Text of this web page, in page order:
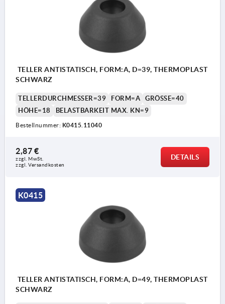
Form A ohne Anschraubbohrung ohne Anti-Slip-
Form B ohne Anschraubbohrung mit Anti-Slip-
TELLER ANTISTATISCH, FORM:A, D=39, THERMOPLAST
SCHWARZ
TELLERDURCHMESSER=39 FORM=A
GRÖSSE=40
HÖHE=18
BELASTBARKEIT MAX. KN=9
Bestellnummer: K0415.11040
2,87 €
zzgl. MwSt.
zzgl. Versandkosten
DETAILS
K0415
TELLER ANTISTATISCH, FORM:A, D=49, THERMOPLAST
SCHWARZ